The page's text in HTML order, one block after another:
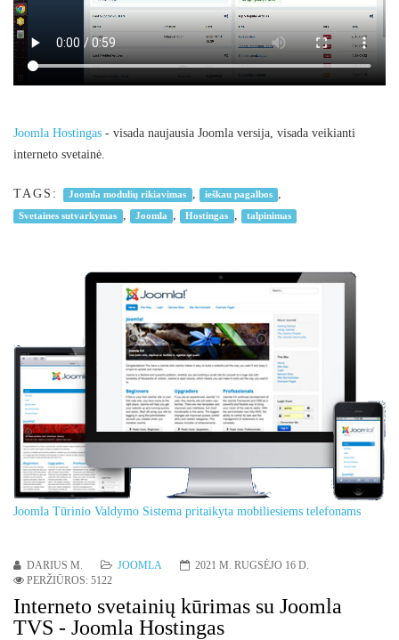
Joomla Hostingas - visada naujausia Joomla versija, visada veikianti
interneto svetainė.
TAGS: Joomla modulių rikiavimas , ieškau pagalbos
Svetaines sutvarkymas , Joomla , Hostingas , talpinimas
Joomla Tūrinio Valdymo Sistema pritaikyta mobiliesiems telefonams
DARIUS M. JOOMLA
2021 M. RUGSĖJO 16 D.
PERŽIŪROS: 5122
Interneto svetainių kūrimas su Joomla
TVS - Joomla Hostingas